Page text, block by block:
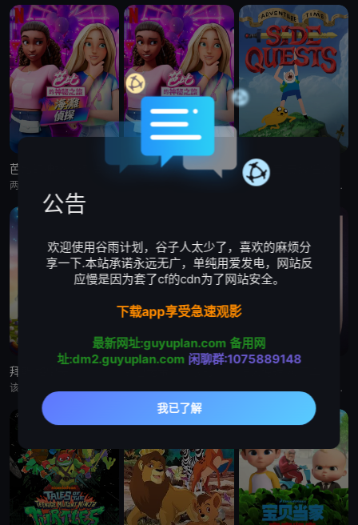
芭比的神秘之旅:海滩探案集 英语版 芭比的神秘之旅:海滩探案集 探险活宝:支线任务
《探险活宝：支线任务》已获得 CNS 批准，这是一部儿童系列动画，它将带领观众回到芬恩还是个孩子的时候，那时他
拜斯:格雷夫
本节目是首部同时得到澳大利亚电影局和新南威尔士电影局扶持的中澳联合出品动画纪录片。以短番的形式重述百余年里，发
公告
欢迎使用谷雨计划，谷子人太少了，喜欢的麻烦分
享一下.本站承诺永远无广，单纯用爱发电，网站反
应慢是因为套了cf的cdn为了网站安全。
下载app享受急速观影
最新网址:guyuplan.com 备用网
址:dm2.guyuplan.com 闲聊群:1075889148